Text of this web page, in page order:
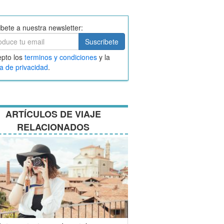
a nuestra newsletter:
Suscribete
los terminos y condiciones y la
de privacidad.
ARTÍCULOS DE VIAJE
RELACIONADOS